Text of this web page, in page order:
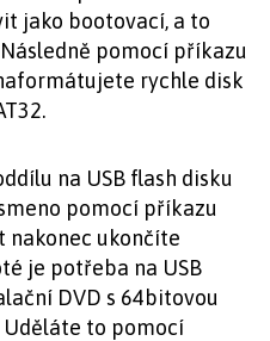
jako bootovací, a to
pomocí příkazu
rychle disk
na USB flash disku
pomocí příkazu
nakonec ukončíte
je potřeba na USB
DVD s 64bitovou
Uděláte to pomocí